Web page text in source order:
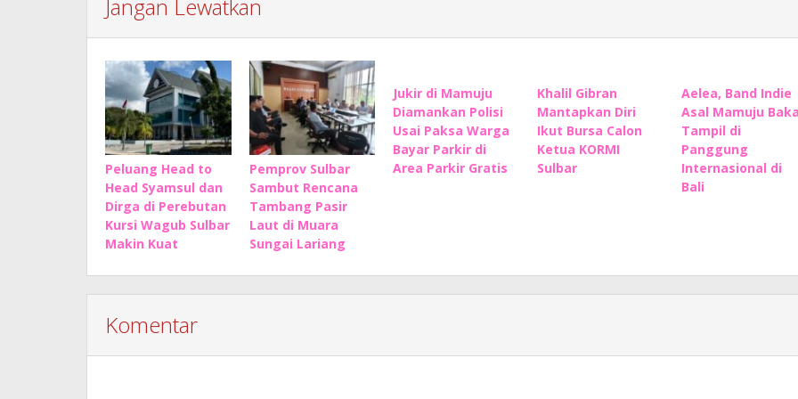
Jangan Lewatkan
Peluang Head to
Head Syamsul dan
Dirga di Perebutan
Kursi Wagub Sulbar
Makin Kuat
Pemprov Sulbar
Sambut Rencana
Tambang Pasir
Laut di Muara
Sungai Lariang
Jukir di Mamuju
Diamankan Polisi
Usai Paksa Warga
Bayar Parkir di
Area Parkir Gratis
Khalil Gibran
Mantapkan Diri
Ikut Bursa Calon
Ketua KORMI
Sulbar
Aelea, Band Indie
Asal Mamuju
Tampil di
Panggung
Internasional di
Bali
Komentar